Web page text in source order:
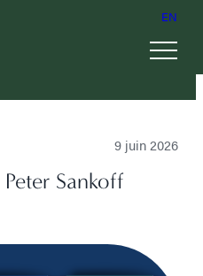
EN
9 juin 2026
Sankoff